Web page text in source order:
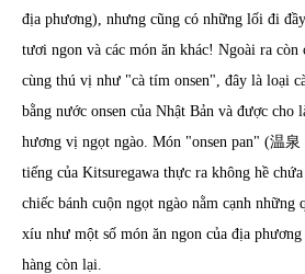
địa phương), nhưng cũng có những lối đi
tươi ngon và các món ăn khác! Ngoài ra còn
cùng thú vị như "cà tím onsen", đây là loại
bằng nước onsen của Nhật Bản và được cho
hương vị ngọt ngào. Món "onsen pan" (温
tiếng của Kitsuregawa thực ra không hề
chiếc bánh cuộn ngọt ngào nằm cạnh những
xíu như một số món ăn ngon của địa
hàng còn lại.